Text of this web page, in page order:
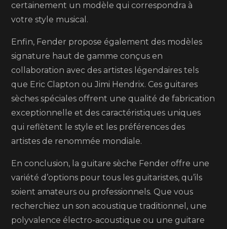
certainement un modèle qui correspondra à
votre style musical.
Enfin, Fender propose également des modèles
signature haut de gamme conçus en
collaboration avec des artistes légendaires tels
que Eric Clapton ou Jimi Hendrix. Ces guitares
sèches spéciales offrent une qualité de fabrication
exceptionnelle et des caractéristiques uniques
qui reflètent le style et les préférences des
artistes de renommée mondiale.
En conclusion, la guitare sèche Fender offre une
variété d’options pour tous les guitaristes, qu’ils
soient amateurs ou professionnels. Que vous
recherchiez un son acoustique traditionnel, une
polyvalence électro-acoustique ou une guitare